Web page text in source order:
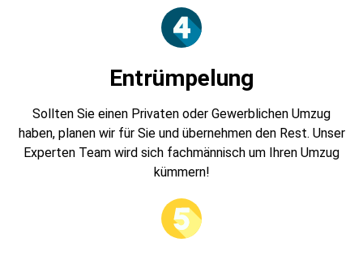
Entrümpelung
Sollten Sie einen Privaten oder Gewerblichen Umzug
haben, planen wir für Sie und übernehmen den Rest. Unser
Experten Team wird sich fachmännisch um Ihren Umzug
kümmern!